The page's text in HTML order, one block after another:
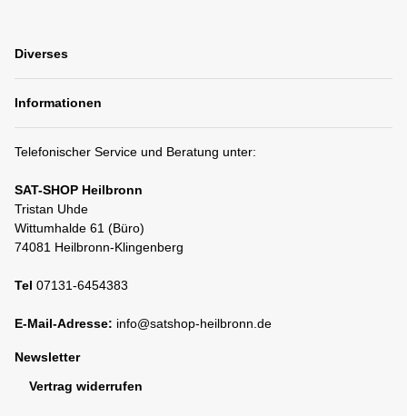
Diverses
Informationen
Telefonischer Service und Beratung unter:
SAT-SHOP Heilbronn
Tristan Uhde
Wittumhalde 61 (Büro)
74081 Heilbronn-Klingenberg
Tel 07131-6454383
E-Mail-Adresse: info@satshop-heilbronn.de
Newsletter
Vertrag widerrufen